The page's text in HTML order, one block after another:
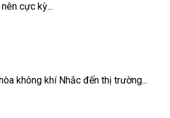
cực kỳ...
không khí Nhắc đến thị trường...